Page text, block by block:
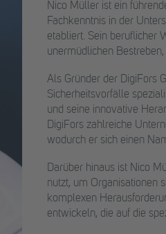
Nico Müller ist ein
Fachkenntnis in der
etabliert. Sein beruflicher
unermüdlichen
Als Gründer der DigiFors
Sicherheitsvorfälle
und seine innovative
DigiFors zahlreiche
wodurch er sich einen
Darüber hinaus ist Nico
nutzt, um Organisationen
komplexen
entwickeln, die auf die